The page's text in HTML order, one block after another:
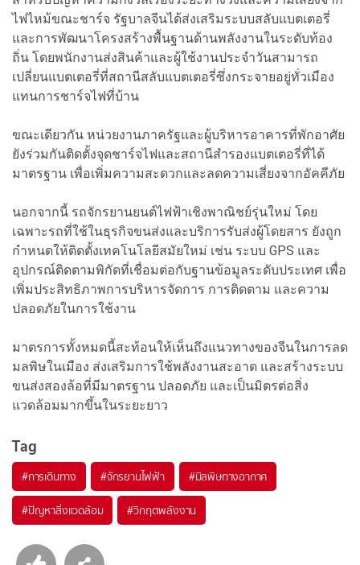
ไฟไหม้ขณะชาร์จ รัฐบาลจีนได้ส่งเสริมระบบสลับแบตเตอรี่
และการพัฒนาโครงสร้างพื้นฐานด้านพลังงานในระดับท้อง
ถิ่น โดยพนักงานส่งสินค้าและผู้ใช้งานประจำวันสามารถ
เปลี่ยนแบตเตอรี่ที่สถานีสลับแบตเตอรี่ซึ่งกระจายอยู่ทั่วเมือง
แทนการชาร์จไฟที่บ้าน
ขณะเดียวกัน หน่วยงานภาครัฐและผู้บริหารอาคารที่พักอาศัย
ยังร่วมกันติดตั้งจุดชาร์จไฟและสถานีสำรองแบตเตอรี่ที่ได้
มาตรฐาน เพื่อเพิ่มความสะดวกและลดความเสี่ยงจากอัคคีภัย
นอกจากนี้ รถจักรยานยนต์ไฟฟ้าเชิงพาณิชย์รุ่นใหม่ โดย
เฉพาะรถที่ใช้ในธุรกิจขนส่งและบริการรับส่งผู้โดยสาร ยังถูก
กำหนดให้ติดตั้งเทคโนโลยีสมัยใหม่ เช่น ระบบ GPS และ
อุปกรณ์ติดตามพิกัดที่เชื่อมต่อกับฐานข้อมูลระดับประเทศ เพื่อ
เพิ่มประสิทธิภาพการบริหารจัดการ การติดตาม และความ
ปลอดภัยในการใช้งาน
มาตรการทั้งหมดนี้สะท้อนให้เห็นถึงแนวทางของจีนในการลด
มลพิษในเมือง ส่งเสริมการใช้พลังงานสะอาด และสร้างระบบ
ขนส่งสองล้อที่มีมาตรฐาน ปลอดภัย และเป็นมิตรต่อสิ่ง
แวดล้อมมากขึ้นในระยะยาว
Tag
#การเดินทาง #จักรยานไฟฟ้า #มิลพิษทางอากาศ
#ปัญหาสิ่งแวดล้อม #วิกฤตพลังงาน